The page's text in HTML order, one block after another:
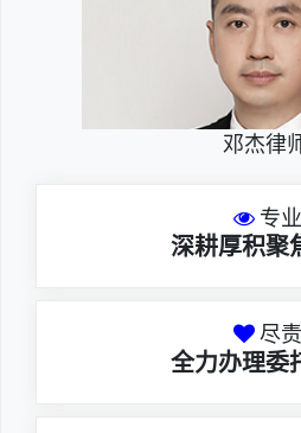
邓杰律
专业
深耕厚积聚
尽责
全力办理委